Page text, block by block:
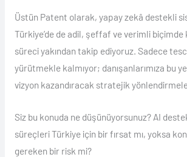
Üstün Patent olarak, yapay zekâ destekli
Türkiye’de de adil, şeffaf ve verimli biçimde
süreci yakından takip ediyoruz. Sadece
yürütmekle kalmıyor; danışanlarımıza bu
vizyon kazandıracak stratejik
Siz bu konuda ne düşünüyorsunuz? AI
süreçleri Türkiye için bir fırsat mı, yoksa
gereken bir risk mi?